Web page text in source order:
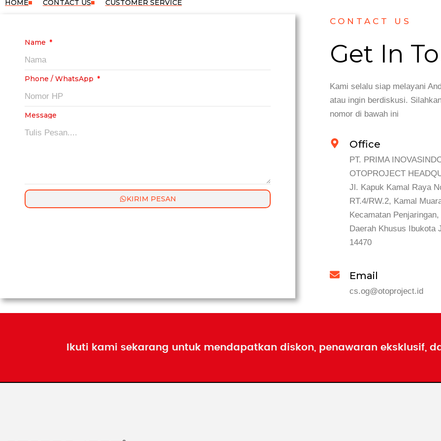
HOME CONTACT US CUSTOMER SERVICE
Name
Phone / WhatsApp
Message
KIRIM PESAN
CONTACT US
Get In
Kami selalu siap melayani
atau ingin berdiskusi.
nomor di bawah ini
Office
PT. PRIMA
OTOPROJECT
Jl. Kapuk Kamal Raya
RT.4/RW.2, Kamal
Kecamatan
Daerah Khusus Ibukota
14470
Email
cs.og@otoproject.id
Ikuti kami sekarang untuk mendapatkan diskon, penawaran eksklusif,